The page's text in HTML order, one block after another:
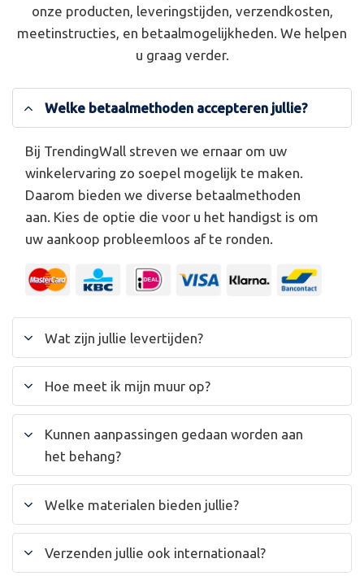
onze producten, leveringstijden, verzendkosten,
meetinstructies, en betaalmogelijkheden. We helpen
u graag verder.
Welke betaalmethoden accepteren jullie?
Bij TrendingWall streven we ernaar om uw
winkelervaring zo soepel mogelijk te maken.
Daarom bieden we diverse betaalmethoden
aan. Kies de optie die voor u het handigst is om
uw aankoop probleemloos af te ronden.
Wat zijn jullie levertijden?
Hoe meet ik mijn muur op?
Kunnen aanpassingen gedaan worden aan
het behang?
Welke materialen bieden jullie?
Verzenden jullie ook internationaal?